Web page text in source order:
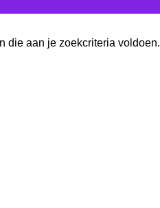
die aan je zoekcriteria voldoen.